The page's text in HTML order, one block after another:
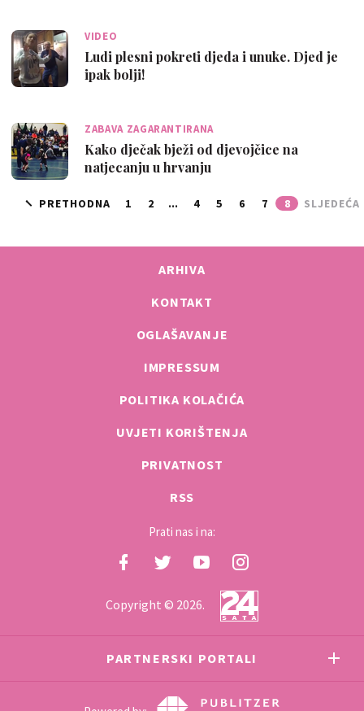
VIDEO
Ludi plesni pokreti djeda i unuke. Djed je
ipak bolji!
ZABAVA ZAGARANTIRANA
Kako dječak bježi od djevojčice na
natjecanju u hrvanju
PRETHODNA 1 2 ... 4 5 6 7 8 SLJEDEĆA
ARHIVA
KONTAKT
OGLAŠAVANJE
IMPRESSUM
POLITIKA KOLAČIĆA
UVJETI KORIŠTENJA
PRIVATNOST
RSS
Prati nas i na:
Copyright © 2026.
PARTNERSKI PORTALI